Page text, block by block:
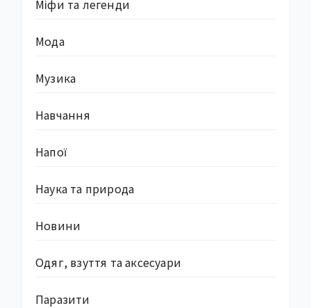
Міфи та легенди
Мода
Музика
Навчання
Напої
Наука та природа
Новини
Одяг, взуття та аксесуари
Паразити